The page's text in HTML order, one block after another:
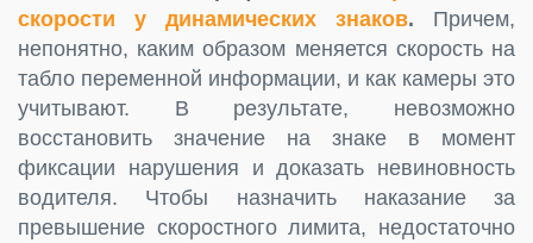
скорости у динамических знаков. Причем,
непонятно, каким образом меняется скорость на
табло переменной информации, и как камеры это
учитывают. В результате, невозможно
восстановить значение на знаке в момент
фиксации нарушения и доказать невиновность
водителя. Чтобы назначить наказание за
превышение скоростного лимита, недостаточно